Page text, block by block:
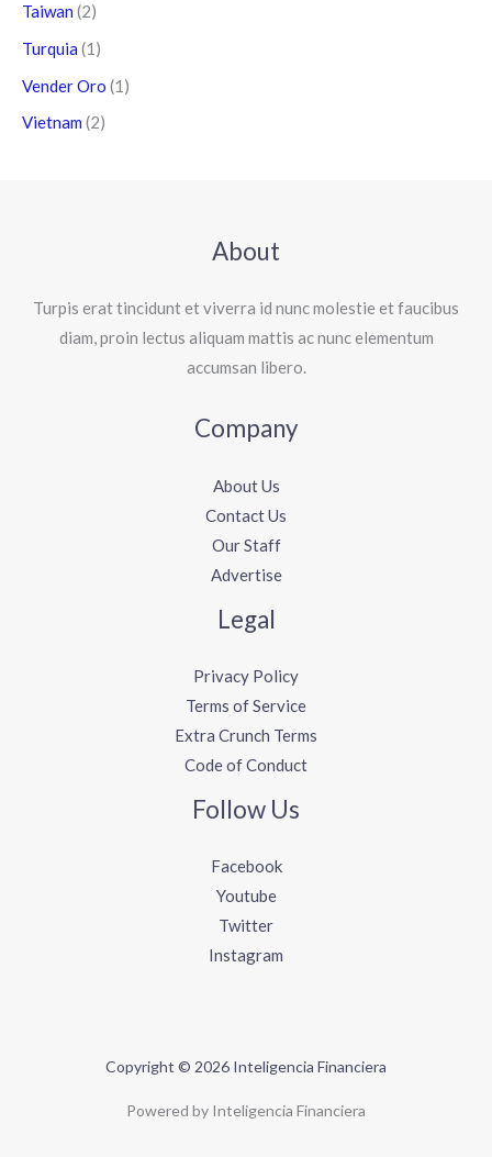
Taiwan (2)
Turquia (1)
Vender Oro (1)
Vietnam (2)
About
Turpis erat tincidunt et viverra id nunc molestie et faucibus
diam, proin lectus aliquam mattis ac nunc elementum
accumsan libero.
Company
About Us
Contact Us
Our Staff
Advertise
Legal
Privacy Policy
Terms of Service
Extra Crunch Terms
Code of Conduct
Follow Us
Facebook
Youtube
Twitter
Instagram
Copyright © 2026 Inteligencia Financiera
Powered by Inteligencia Financiera